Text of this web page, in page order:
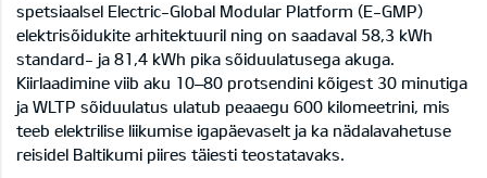
spetsiaalsel Electric-Global Modular Platform (E-GMP)
elektrisõidukite arhitektuuril ning on saadaval 58,3 kWh
standard- ja 81,4 kWh pika sõiduulatusega akuga.
Kiirlaadimine viib aku 10–80 protsendini kõigest 30 minutiga
ja WLTP sõiduulatus ulatub peaaegu 600 kilomeetrini, mis
teeb elektrilise liikumise igapäevaselt ja ka nädalavahetuse
reisidel Baltikumi piires täiesti teostatavaks.